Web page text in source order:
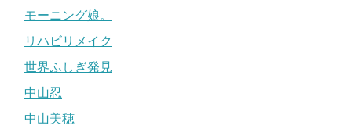
モーニング娘。
リハビリメイク
世界ふしぎ発見
中山忍
中山美穂